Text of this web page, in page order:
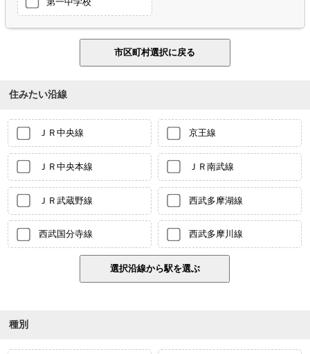
住みたい沿線
ＪＲ中央線 京王線
ＪＲ中央本線 ＪＲ南武線
ＪＲ武蔵野線 西武多摩湖線
西武国分寺線 西武多摩川線
種別